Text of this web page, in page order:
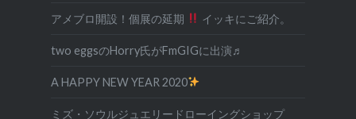
アメブロ開設！個展の延期 イッキにご紹介。
two eggsのHorry氏がFmGIGに出演♬
A HAPPY NEW YEAR 2020
ミズ・ソウルジュエリードローイングショップ